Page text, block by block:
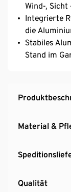
Wind-, Sicht
Integrierte
die
Stabiles
Stand im
Material &
Qualität